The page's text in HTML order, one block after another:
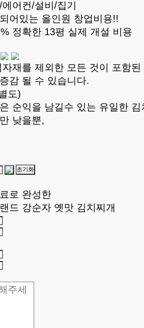
어컨/설비/집기
어있는 올인원 창업비용!!
정확한 13평 실제 개설 비용
재를 제외한 모든 것이 포함된
감 될 수 있습니다.
도)
순익을 남길수 있는 유일한
낮을뿐,
초기화
로 완성한
드 강순자 옛맛 김치찌개